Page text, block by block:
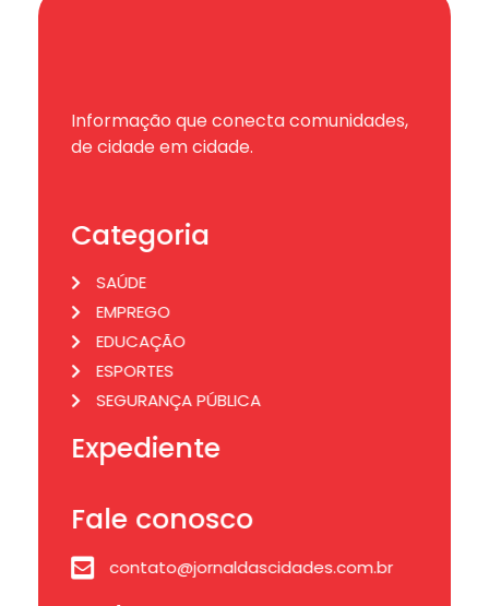
Informação que conecta comunidades,
de cidade em cidade.
Categoria
SAÚDE
EMPREGO
EDUCAÇÃO
ESPORTES
SEGURANÇA PÚBLICA
Expediente
Fale conosco
contato@jornaldascidades.com.br